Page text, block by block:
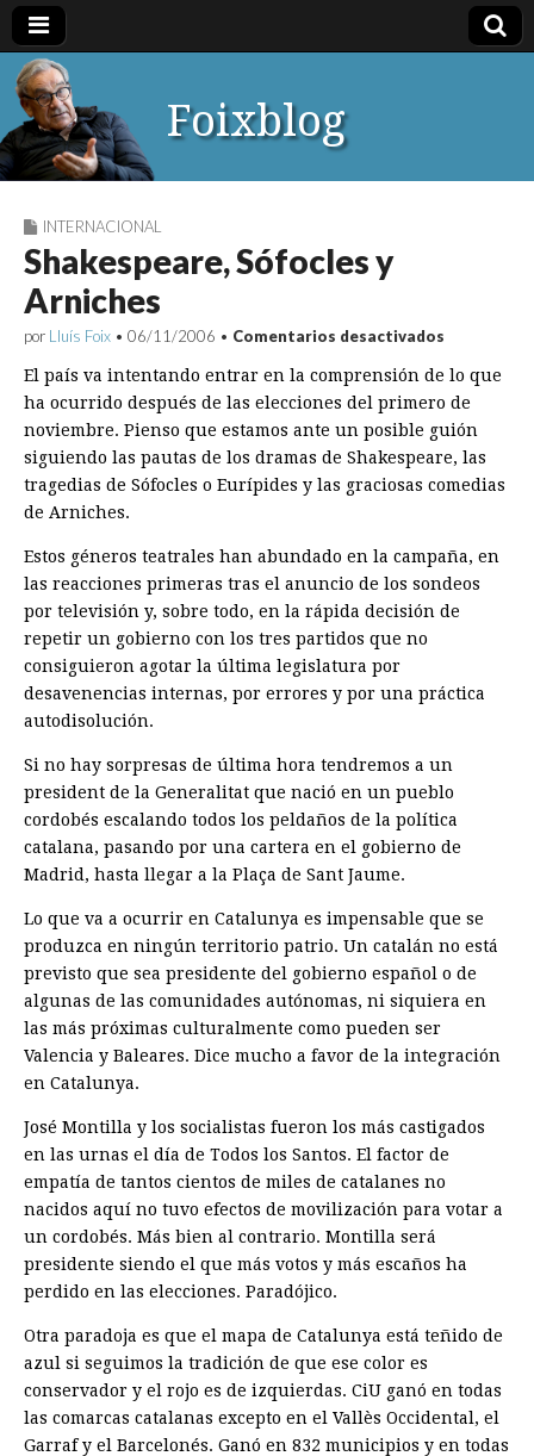
Foixblog
INTERNACIONAL
Shakespeare, Sófocles y
Arniches
por Lluís Foix • 06/11/2006 • Comentarios desactivados
Sófocles
Arniches
El país va intentando entrar en la comprensión de lo que
ha ocurrido después de las elecciones del primero de
noviembre. Pienso que estamos ante un posible guión
siguiendo las pautas de los dramas de Shakespeare, las
tragedias de Sófocles o Eurípides y las graciosas comedias
de Arniches.
Estos géneros teatrales han abundado en la campaña, en
las reacciones primeras tras el anuncio de los sondeos
por televisión y, sobre todo, en la rápida decisión de
repetir un gobierno con los tres partidos que no
consiguieron agotar la última legislatura por
desavenencias internas, por errores y por una práctica
autodisolución.
Si no hay sorpresas de última hora tendremos a un
president de la Generalitat que nació en un pueblo
cordobés escalando todos los peldaños de la política
catalana, pasando por una cartera en el gobierno de
Madrid, hasta llegar a la Plaça de Sant Jaume.
Lo que va a ocurrir en Catalunya es impensable que se
produzca en ningún territorio patrio. Un catalán no está
previsto que sea presidente del gobierno español o de
algunas de las comunidades autónomas, ni siquiera en
las más próximas culturalmente como pueden ser
Valencia y Baleares. Dice mucho a favor de la integración
en Catalunya.
José Montilla y los socialistas fueron los más castigados
en las urnas el día de Todos los Santos. El factor de
empatía de tantos cientos de miles de catalanes no
nacidos aquí no tuvo efectos de movilización para votar a
un cordobés. Más bien al contrario. Montilla será
presidente siendo el que más votos y más escaños ha
perdido en las elecciones. Paradójico.
Otra paradoja es que el mapa de Catalunya está teñido de
azul si seguimos la tradición de que ese color es
conservador y el rojo es de izquierdas. CiU ganó en todas
las comarcas catalanas excepto en el Vallès Occidental, el
Garraf y el Barcelonés. Ganó en 832 municipios y en todas